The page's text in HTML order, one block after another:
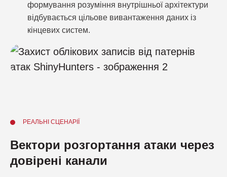
формування розуміння внутрішньої архітектури
відбувається цільове вивантаження даних із
кінцевих систем.
РЕАЛЬНІ СЦЕНАРІЇ
Вектори розгортання атаки через
довірені канали